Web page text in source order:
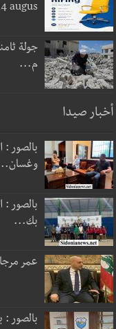
augus...
م...
أخبار صيدا
بالصور
بالصور :
بك...
عمر
بالصور